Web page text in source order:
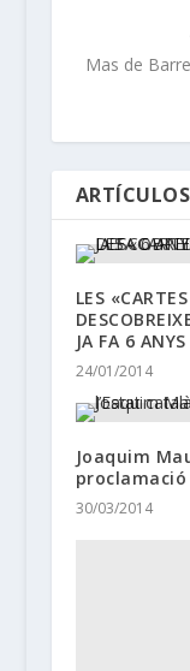
Mas de
LES
JA FA 6
24/01/2014
Joaquim
30/03/2014